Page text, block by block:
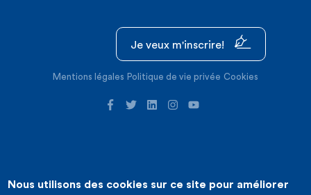
Je veux m'inscrire!
Mentions légales Politique de vie privée Cookies
©2026 ICHEC |Création de site internet : Expansion
Nous utilisons des cookies sur ce site pour améliorer